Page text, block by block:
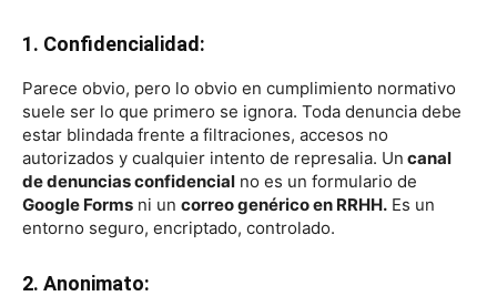
1. Confidencialidad:
Parece obvio, pero lo obvio en cumplimiento normativo
suele ser lo que primero se ignora. Toda denuncia debe
estar blindada frente a filtraciones, accesos no
autorizados y cualquier intento de represalia. Un canal
de denuncias confidencial no es un formulario de
Google Forms ni un correo genérico en RRHH. Es un
entorno seguro, encriptado, controlado.
2. Anonimato: